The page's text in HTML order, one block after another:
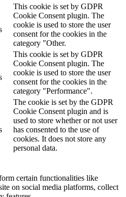
This cookie is set by GDPR
Cookie Consent plugin. The
cookie is used to store the user
consent for the cookies in the
category "Other.
This cookie is set by GDPR
Cookie Consent plugin. The
cookie is used to store the user
consent for the cookies in the
category "Performance".
The cookie is set by the GDPR
Cookie Consent plugin and is
used to store whether or not user
has consented to the use of
cookies. It does not store any
personal data.
certain functionalities like
on social media platforms, collect